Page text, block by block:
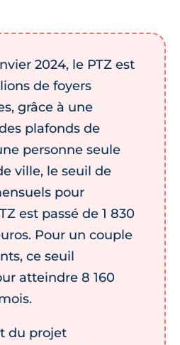
2024, le PTZ est
de foyers
grâce à une
plafonds de
personne seule
ville, le seuil de
pour
est passé de 1 830
Pour un couple
ce seuil
atteindre 8 160
du projet